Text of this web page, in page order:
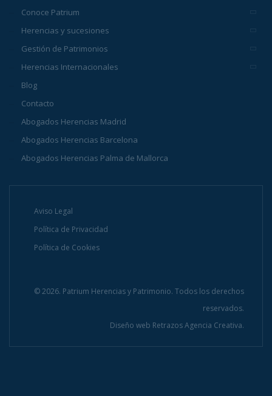
Conoce Patrium
Herencias y sucesiones
Gestión de Patrimonios
Herencias Internacionales
Blog
Contacto
Abogados Herencias Madrid
Abogados Herencias Barcelona
Abogados Herencias Palma de Mallorca
Aviso Legal
Política de Privacidad
Política de Cookies
© 2026. Patrium Herencias y Patrimonio. Todos los derechos
reservados.
Diseño web Retrazos Agencia Creativa.